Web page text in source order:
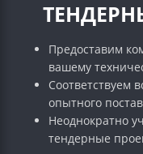
Предоставим
вашему
Соответствуем
опытного
Неоднократно
тендерные